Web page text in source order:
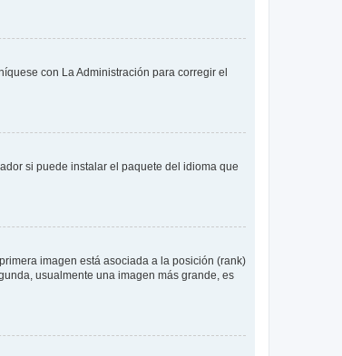
con La Administración para corregir el
si puede instalar el paquete del idioma que
imagen está asociada a la posición (rank)
usualmente una imagen más grande, es